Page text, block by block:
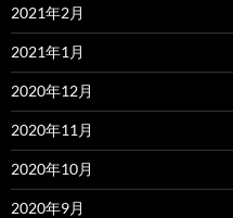
2021年2月
2021年1月
2020年12月
2020年11月
2020年10月
2020年9月